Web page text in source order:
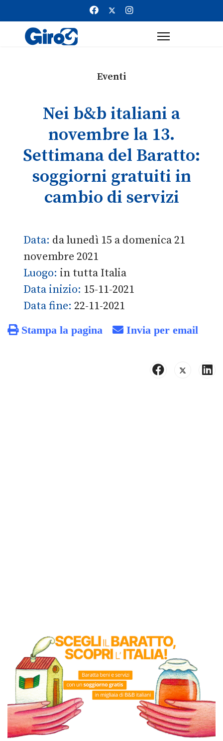
Eventi
Nei b&b italiani a
novembre la 13.
Settimana del Baratto:
soggiorni gratuiti in
cambio di servizi
Data: da lunedì 15 a domenica 21
novembre 2021
Luogo: in tutta Italia
Data inizio: 15-11-2021
Data fine: 22-11-2021
Stampa la pagina Invia per email